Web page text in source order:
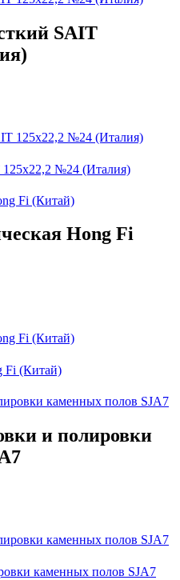
SAIT
№24 (Италия)
Hong Fi
Fi (Китай)
и полировки
каменных полов SJA7